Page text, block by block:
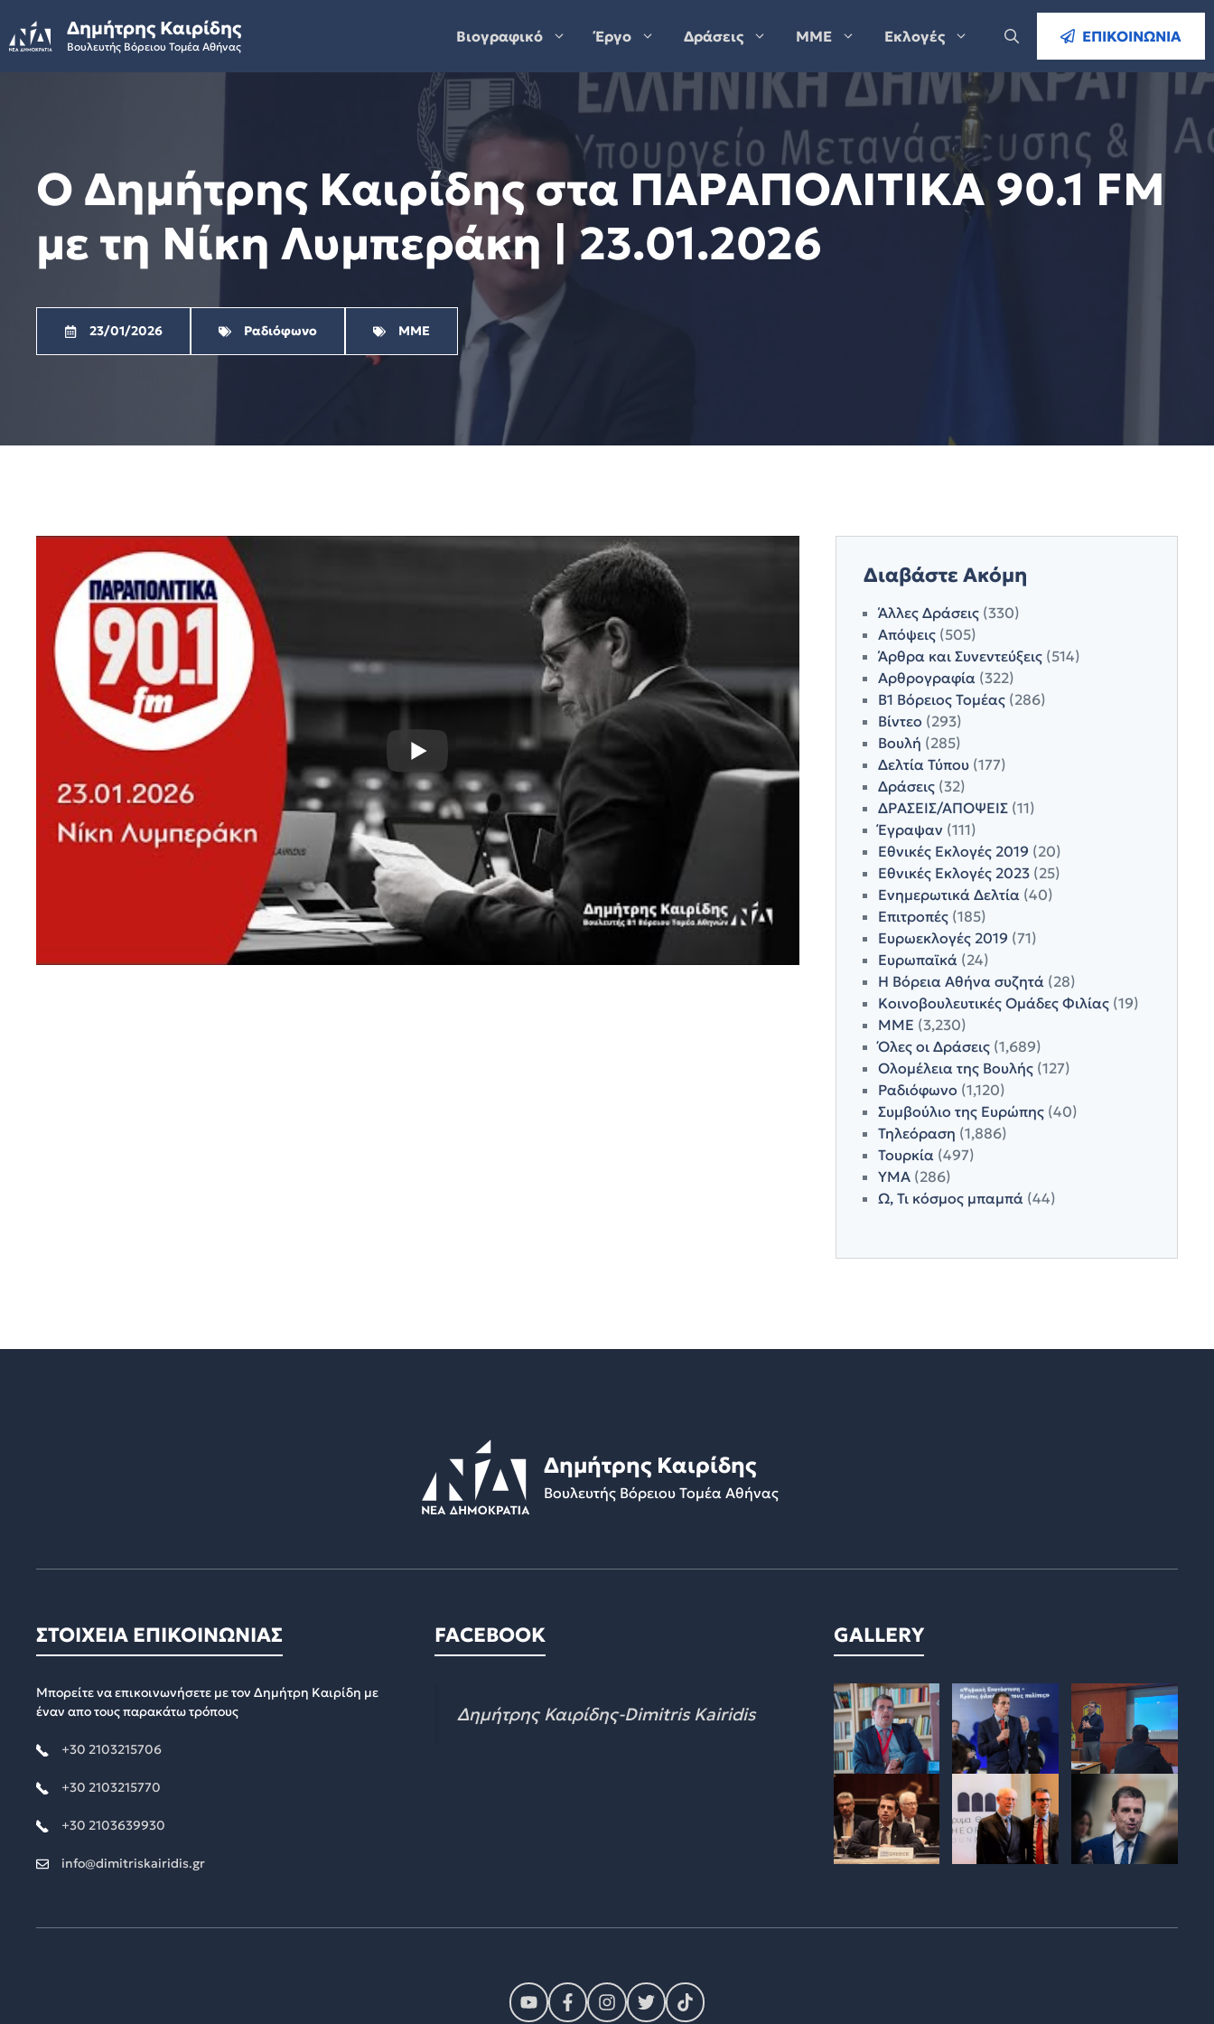
to
content
Δημήτρης Καιρίδης
Βουλευτής Βόρειου Τομέα Αθήνας
Βιογραφικό Έργο Δράσεις ΜΜΕ Εκλογές ΕΠΙΚΟΙΝΩΝΙΑ
Ο Δημήτρης Καιρίδης στα ΠΑΡΑΠΟΛΙΤΙΚΑ 90.1 FM
με τη Νίκη Λυμπεράκη | 23.01.2026
23/01/2026 Ραδιόφωνο ΜΜΕ
Διαβάστε Ακόμη
Άλλες Δράσεις(330)
Απόψεις(505)
Άρθρα και Συνεντεύξεις(514)
Αρθρογραφία(322)
Β1 Βόρειος Τομέας(286)
Βίντεο (293)
Βουλή (285)
Δελτία Τύπου(177)
Δράσεις(32)
ΔΡΑΣΕΙΣ/ΑΠΟΨΕΙΣ(11)
Έγραψαν (111)
Εθνικές Εκλογές 2019 (20)
Εθνικές Εκλογές 2023(25)
Ενημερωτικά Δελτία(40)
Επιτροπές(185)
Ευρωεκλογές 2019 (71)
Ευρωπαϊκά(24)
Η Βόρεια Αθήνα συζητά(28)
Κοινοβουλευτικές Ομάδες Φιλίας(19)
ΜΜΕ (3,230)
Όλες οι Δράσεις(1,689)
Ολομέλεια της Βουλής(127)
Ραδιόφωνο (1,120)
Συμβούλιο της Ευρώπης(40)
Τηλεόραση (1,886)
Τουρκία(497)
ΥΜΑ(286)
Ω, Τι κόσμος μπαμπά(44)
Δημήτρης Καιρίδης
Βουλευτής Βόρειου Τομέα Αθήνας
ΣΤΟΙΧΕΙΑ ΕΠΙΚΟΙΝΩΝΙΑΣ
Μπορείτε να επικοινωνήσετε με τον Δημήτρη Καιρίδη με
έναν απο τους παρακάτω τρόπους
+30 2103215706
+30 2103215770
+30 2103639930
info@dimitriskairidis.gr
FACEBOOK
Δημήτρης Καιρίδης-Dimitris Kairidis
GALLERY